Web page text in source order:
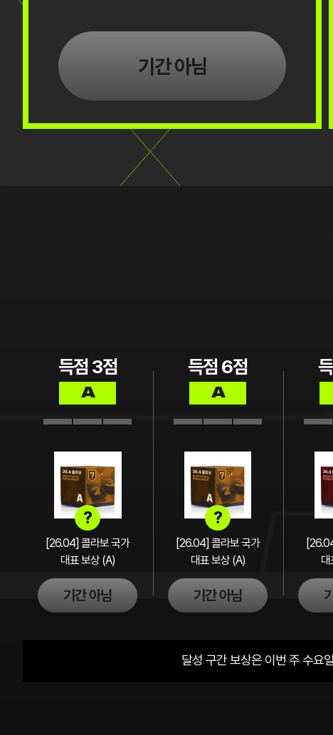
기간 아님
득점 3점
A
?
[26.04] 콜라보 국가
대표 보상 (A)
기간 아님
득점 6점
A
?
[26.04] 콜라보 국가
대표 보상 (A)
기간 아님
대
달성 구간 보상은 이번 주 수요